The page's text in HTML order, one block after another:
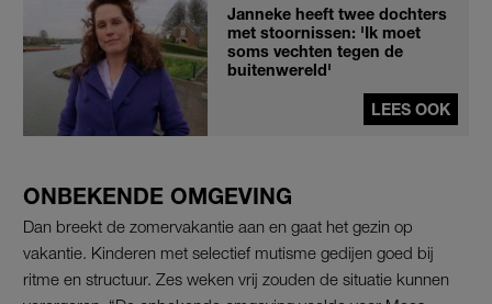
Janneke heeft twee dochters
met stoornissen: 'Ik moet
soms vechten tegen de
buitenwereld'
LEES OOK
ONBEKENDE OMGEVING
Dan breekt de zomervakantie aan en gaat het gezin op
vakantie. Kinderen met selectief mutisme gedijen goed bij
ritme en structuur. Zes weken vrij zouden de situatie kunnen